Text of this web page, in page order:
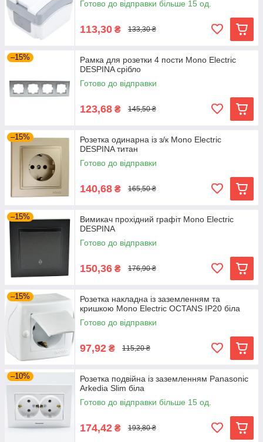
Готово до відправки більше 15 од.
113,30 ₴ 133,30 ₴
–15%
Рамка для розетки 4 пости Mono Electric
DESPINA срібло
Готово до відправки
123,68 ₴ 145,50 ₴
–15%
Розетка одинарна із з/к Mono Electric
DESPINA титан
Готово до відправки
140,68 ₴ 165,50 ₴
–15%
Вимикач прохідний графіт Mono Electric
DESPINA
Готово до відправки
150,36 ₴ 176,90 ₴
–15%
Розетка накладна із заземленням та
кришкою Mono Electric OCTANS IP20 біла
Готово до відправки
97,92 ₴ 115,20 ₴
–10%
Розетка подвійна із заземленням Panasonic
Arkedia Slim біла
Готово до відправки більше 15 од.
174,42 ₴ 193,80 ₴